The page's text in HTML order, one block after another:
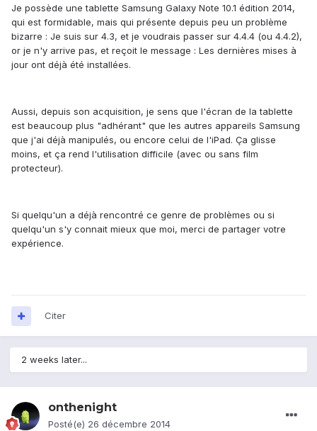
Je possède une tablette Samsung Galaxy Note 10.1 édition 2014,
qui est formidable, mais qui présente depuis peu un problème
bizarre : Je suis sur 4.3, et je voudrais passer sur 4.4.4 (ou 4.4.2),
or je n'y arrive pas, et reçoit le message : Les dernières mises à
jour ont déjà été installées.
Aussi, depuis son acquisition, je sens que l'écran de la tablette
est beaucoup plus "adhérant" que les autres appareils Samsung
que j'ai déjà manipulés, ou encore celui de l'iPad. Ça glisse
moins, et ça rend l'utilisation difficile (avec ou sans film
protecteur).
Si quelqu'un a déjà rencontré ce genre de problèmes ou si
quelqu'un s'y connait mieux que moi, merci de partager votre
expérience.
Citer
2 weeks later...
onthenight
Posté(e) 26 décembre 2014